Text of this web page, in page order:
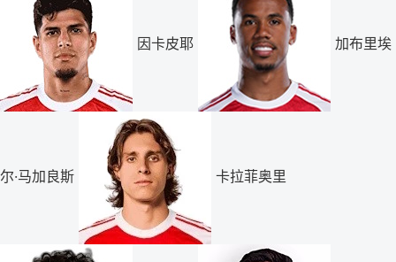
因卡皮耶 加布里埃
尔·马加良斯 卡拉菲奥里